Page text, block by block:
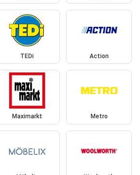
TEDi Action
Maximarkt Metro